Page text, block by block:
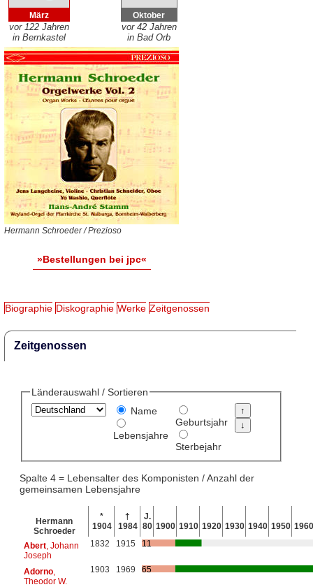
März
vor 122 Jahren
in Bernkastel
Oktober
vor 42 Jahren
in Bad Orb
Hermann Schroeder / Prezioso
»Bestellungen bei jpc«
Biographie Diskographie Werke Zeitgenossen
Zeitgenossen
Länderauswahl / Sortieren
Name
Lebensjahre
Geburtsjahr
Sterbejahr
Spalte 4 = Lebensalter des Komponisten / Anzahl der
gemeinsamen Lebensjahre
Hermann
Schroeder
*
1904
†
1984
J.
80 1900 1910 1920 1930 1940 1950 1960
Abert, Johann
Joseph
1832 1915 11
Adorno,
Theodor W.
1903 1969 65